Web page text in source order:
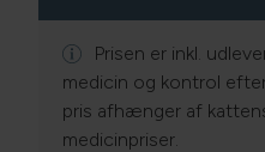
Prisen er inkl.
medicin og kontrol
pris afhænger af
medicinpriser.